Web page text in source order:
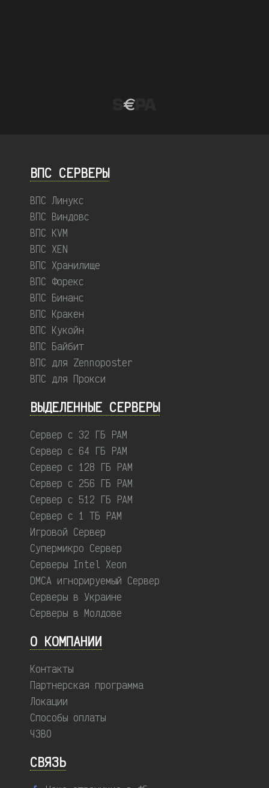
ВПС СЕРВЕРЫ
ВПС Линукс
ВПС Виндовс
ВПС KVM
ВПС XEN
ВПС Хранилище
ВПС Форекс
ВПС Бинанс
ВПС Кракен
ВПС Кукойн
ВПС Байбит
ВПС для Zennoposter
ВПС для Прокси
ВЫДЕЛЕННЫЕ CЕРВЕРЫ
Сервер с 32 ГБ РАМ
Сервер с 64 ГБ РАМ
Сервер с 128 ГБ РАМ
Сервер с 256 ГБ РАМ
Сервер с 512 ГБ РАМ
Сервер с 1 ТБ РАМ
Игровой Сервер
Супермикро Сервер
Серверы Intel Xeon
DMCA игнорируемый Сервер
Серверы в Украине
Серверы в Молдове
О КОМПАНИИ
Контакты
Партнерская программа
Локации
Способы оплаты
ЧЗВО
СВЯЗЬ